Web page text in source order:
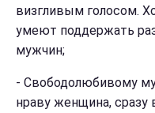
визгливым голосом.
умеют поддержать
мужчин;
- Свободолюбивому
нраву женщина, сразу